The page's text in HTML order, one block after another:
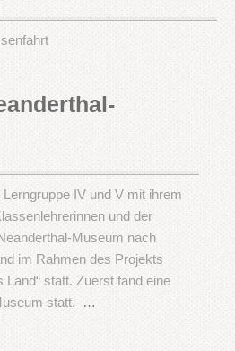
IV und V mit ihrem
und der
Museum nach
im Rahmen des Projekts
statt. Zuerst fand eine
statt.
…